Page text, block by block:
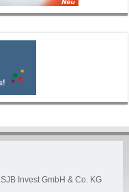
SJB Invest GmbH & Co. KG